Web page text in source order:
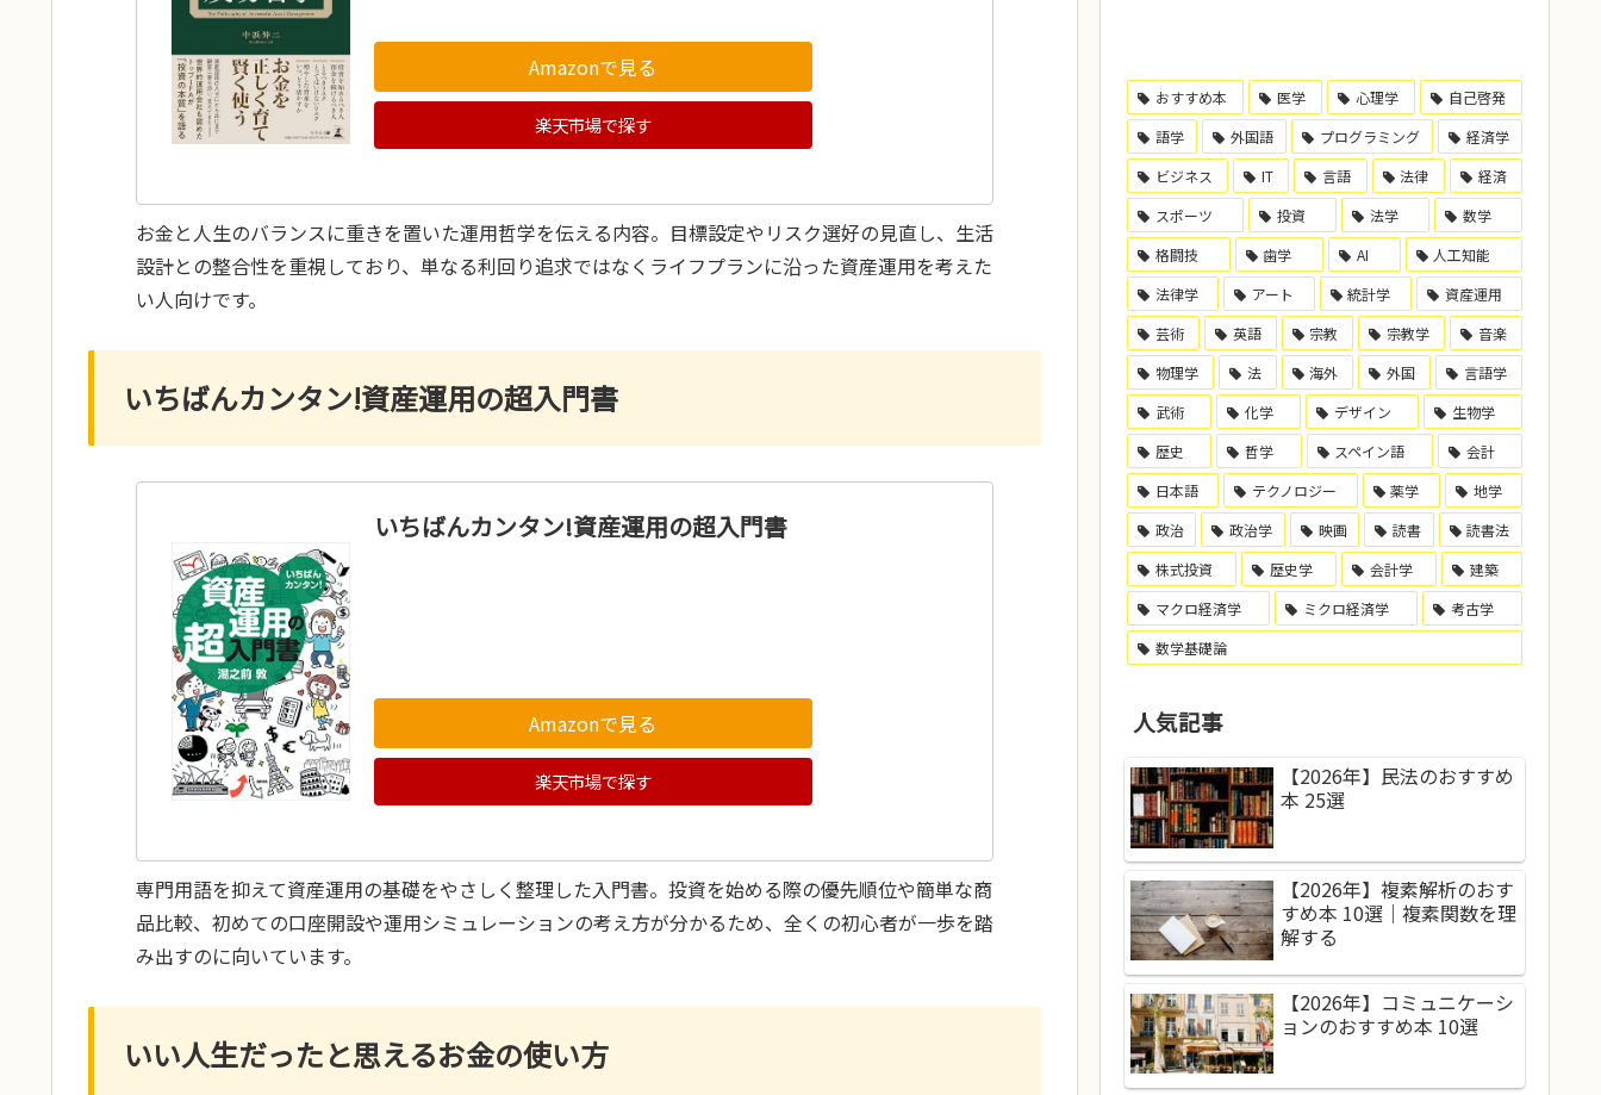
Amazonで見る
楽天市場で探す
お金と人生のバランスに重きを置いた運用哲学を伝える内容。目標設定やリスク選好の見直し、生活
設計との整合性を重視しており、単なる利回り追求ではなくライフプランに沿った資産運用を考えた
い人向けです。
いちばんカンタン!資産運用の超入門書
いちばんカンタン!資産運用の超入門書
Amazonで見る
楽天市場で探す
専門用語を抑えて資産運用の基礎をやさしく整理した入門書。投資を始める際の優先順位や簡単な商
品比較、初めての口座開設や運用シミュレーションの考え方が分かるため、全くの初心者が一歩を踏
み出すのに向いています。
いい人生だったと思えるお金の使い方
おすすめ本 医学 心理学
自己啓発
語学
外国語 プログラミング
経済学
ビジネス
IT 言語 法律
経済
スポーツ
投資 法学
数学
格闘技
歯学 AI
人工知能
法律学
アート 統計学
資産運用
芸術
英語 宗教 宗教学
音楽
物理学
法 海外 外国
言語学
武術
化学 デザイン
生物学
歴史
哲学 スペイン語
会計
日本語
テクノロジー 薬学
地学
政治
政治学 映画 読書
読書法
株式投資
歴史学 会計学
建築
マクロ経済学
ミクロ経済学
考古学
数学基礎論
人気記事
【2026年】民法のおすすめ
本 25選
【2026年】複素解析のおす
すめ本 10選｜複素関数を理
解する
【2026年】コミュニケーシ
ョンのおすすめ本 10選